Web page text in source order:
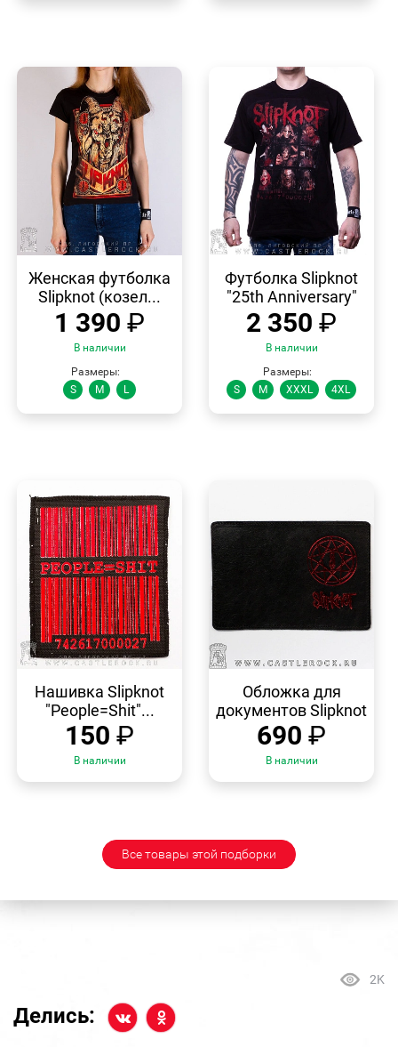
ПРОСМОТР
Женская футболка
Slipknot (козел...
1 390 ₽
В наличии
Размеры:
S
M L
ПРОСМОТР
Футболка Slipknot
"25th Anniversary"
2 350 ₽
В наличии
Размеры:
S
M XXXL 4XL
ПРОСМОТР
Нашивка Slipknot
"People=Shit"...
150 ₽
В наличии
ПРОСМОТР
Обложка для
документов Slipknot
690 ₽
В наличии
Все товары этой подборки
2K
Делись: